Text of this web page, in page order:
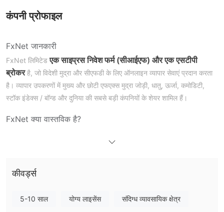
कंपनी प्रोफाइल
FxNet जानकारी
FxNet लिमिटेडएक साइप्रस निवेश फर्म (सीआईएफ) और एक एसटीपी
ब्रोकरहै, जो विदेशी मुद्रा और सीएफडी के लिए ऑनलाइन व्यापार सेवाएं प्रदान करता
है। व्यापार उपकरणों में मुख्य और छोटी एफएक्स मुद्रा जोड़ी, धातु, ऊर्जा, कमोडिटी,
स्टॉक इंडेक्स / बॉन्ड और दुनिया की सबसे बड़ी कंपनियों के शेयर शामिल हैं।
FxNet क्या वास्तविक है?
एक्सचेंज कमीशन (सीएसईसी) द्वारा अधिकृत और नियामित है, लाइसेंस संख्या 182/12
अथॉरिटी (बाफिन), फाइनेंशियल कंडक्ट अथॉरिटी (एफसीए) और आथॉरिटे दे मार्शे
नियामित ब्रोकर की तरह सुरक्षित नहीं होता है।
कीवर्ड्स
5-10 साल योग्य लाइसेंस संदिग्ध व्यावसायिक क्षेत्र